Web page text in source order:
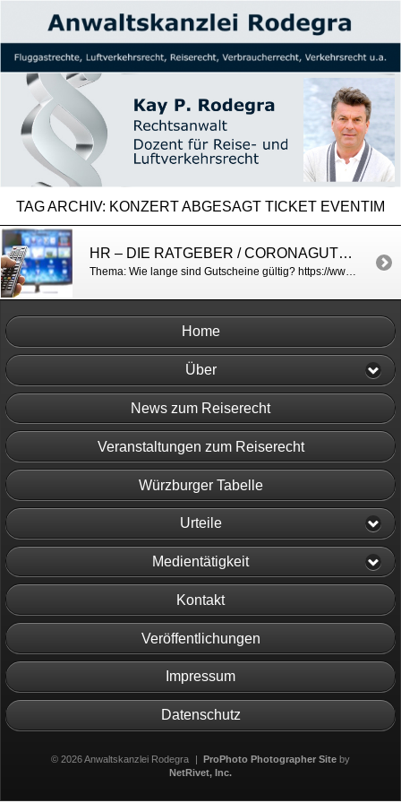
TAG ARCHIV: KONZERT ABGESAGT TICKET EVENTIM
HR – DIE RATGEBER / CORONAGUTSCHEINE
Thema: Wie lange sind Gutscheine gültig? https://www.ardmediathek.de/video/die-ratgeber/die-ratgeber-vom-18-10-2021/hr-fernsehen/Y3JpZDovL2hyLW9ubGluZS8xNTE5ODM/
Home
Über
News zum Reiserecht
Veranstaltungen zum Reiserecht
Würzburger Tabelle
Urteile
Medientätigkeit
Kontakt
Veröffentlichungen
Impressum
Datenschutz
© 2026 Anwaltskanzlei Rodegra | ProPhoto Photographer Site by
NetRivet, Inc.